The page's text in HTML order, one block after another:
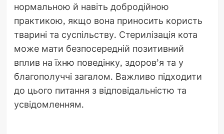
нормальною й навіть добродійною
практикою, якщо вона приносить користь
тварині та суспільству. Стерилізація кота
може мати безпосередній позитивний
вплив на їхню поведінку, здоров’я та у
благополуччі загалом. Важливо підходити
до цього питання з відповідальністю та
усвідомленням.